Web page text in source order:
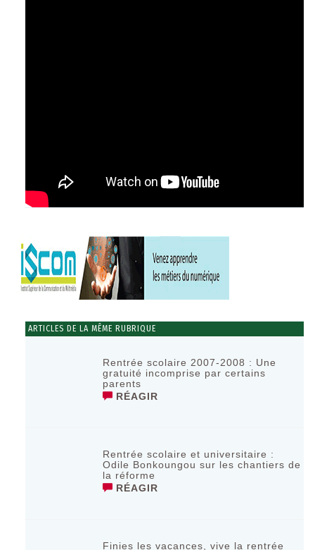
ARTICLES DE LA MÊME RUBRIQUE
Rentrée scolaire 2007-2008 : Une
gratuité incomprise par certains
parents
RÉAGIR
Rentrée scolaire et universitaire :
Odile Bonkoungou sur les chantiers de
la réforme
RÉAGIR
Finies les vacances, vive la rentrée